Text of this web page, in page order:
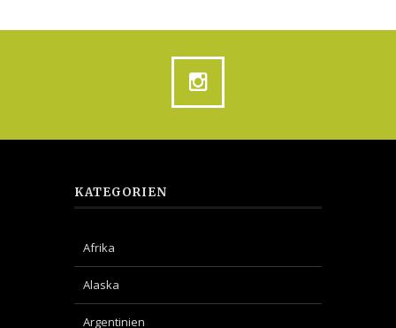
KATEGORIEN
Afrika
Alaska
Argentinien